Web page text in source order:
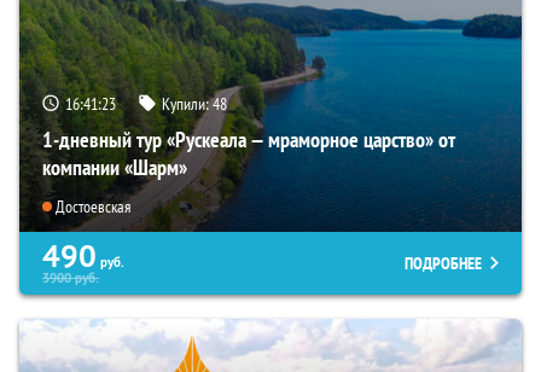
16:41:22 Купили:48
1-дневный тур «Рускеала — мраморное царство» от
компании «Шарм»
Достоевская
490 руб.
3900руб.
ПОДРОБНЕЕ